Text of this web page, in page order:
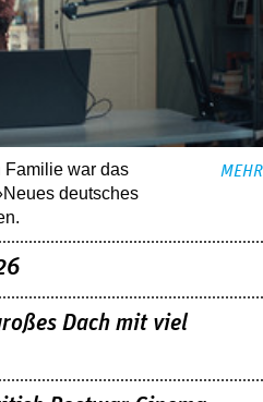
Familie war das
deutsches
MEHR
Dach mit viel